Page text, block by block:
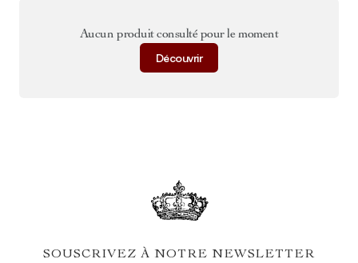
Aucun produit consulté pour le moment
Découvrir
SOUSCRIVEZ À NOTRE NEWSLETTER